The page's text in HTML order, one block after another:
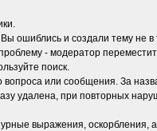
и создали тему не
- модератор
поиск.
или сообщения. За
удалена, при повторных
выражения,